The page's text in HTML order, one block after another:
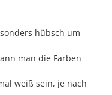
hübsch um
man die Farben
weiß sein, je nach